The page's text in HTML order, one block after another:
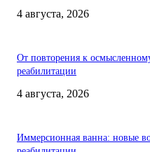
4 августа, 2026
От повторения к
реабилитации
4 августа, 2026
Иммерсионная ванна: новые